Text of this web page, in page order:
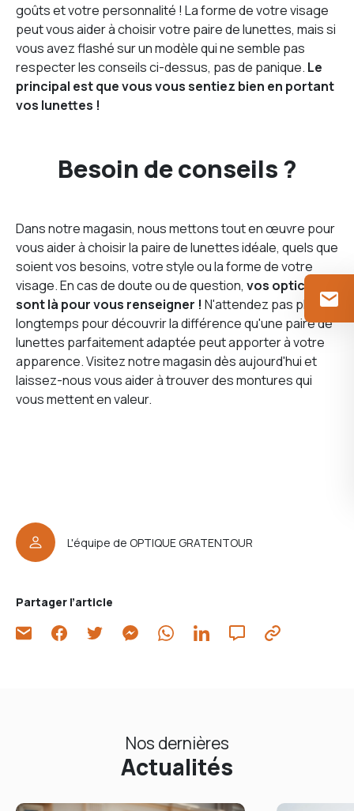
goûts et votre personnalité ! La forme de votre visage
peut vous aider à choisir votre paire de lunettes, mais si
vous avez flashé sur un modèle qui ne semble pas
respecter les conseils ci-dessus, pas de panique. Le
principal est que vous vous sentiez bien en portant
vos lunettes !
Besoin de conseils ?
Dans notre magasin, nous mettons tout en œuvre pour
vous aider à choisir la paire de lunettes idéale, quels que
soient vos besoins, votre style ou la forme de votre
visage. En cas de doute ou de question, vos opticiens
sont là pour vous renseigner ! N'attendez pas plus
longtemps pour découvrir la différence qu'une paire de
lunettes parfaitement adaptée peut apporter à votre
apparence. Visitez notre magasin dès aujourd'hui et
laissez-nous vous aider à trouver des montures qui
vous mettent en valeur.
L'équipe de OPTIQUE GRATENTOUR
Partager l’article
Nos dernières
Actualités